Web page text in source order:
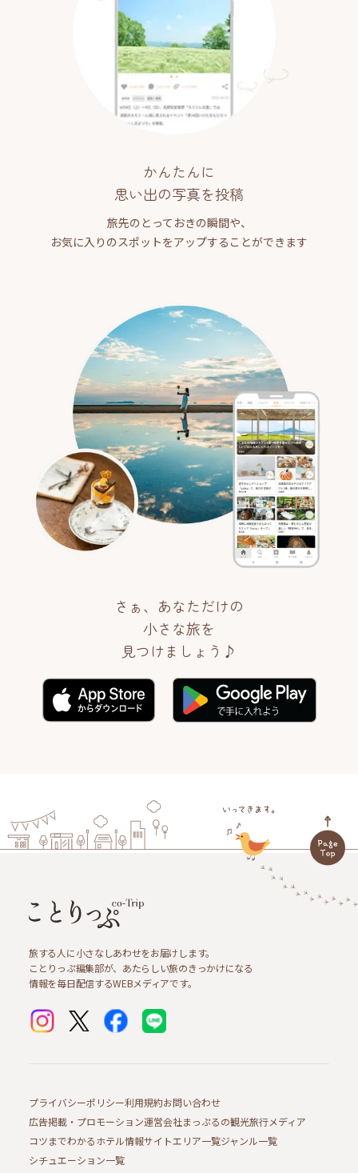
かんたんに
思い出の写真を投稿
旅先のとっておきの瞬間や、
お気に入りのスポットをアップすることができます
さぁ、あなただけの
小さな旅を
見つけましょう♪
旅する人に小さなしあわせをお届けします。
ことりっぷ編集部が、あたらしい旅のきっかけになる
情報を毎日配信するWEBメディアです。
プライバシーポリシー利用規約お問い合わせ
広告掲載・プロモーション運営会社まっぷるの観光旅行メディア
コツまでわかるホテル情報サイトエリア一覧ジャンル一覧
シチュエーション一覧